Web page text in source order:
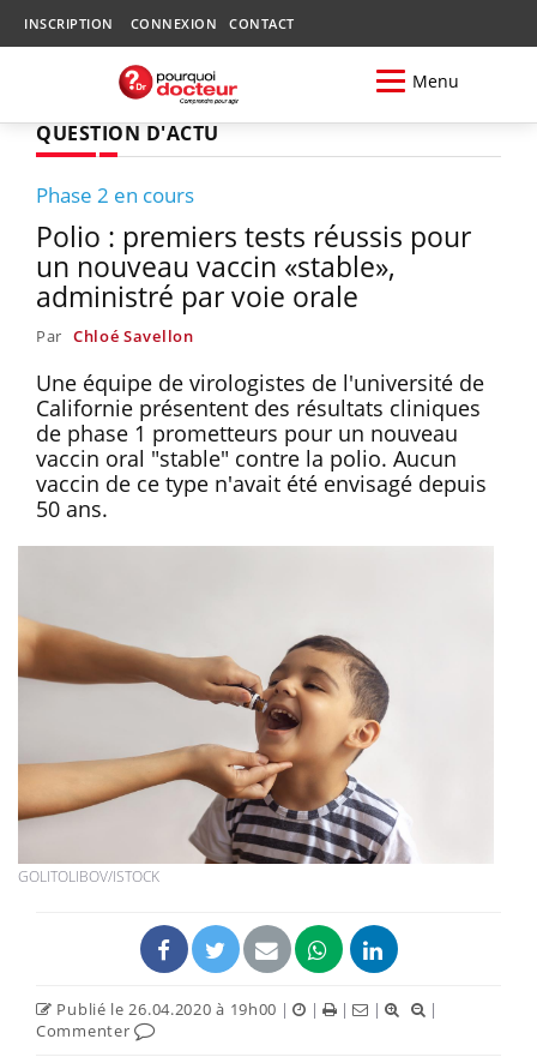
INSCRIPTION CONNEXION CONTACT
Menu
QUESTION D'ACTU
Phase 2 en cours
Polio : premiers tests réussis pour
un nouveau vaccin «stable»,
administré par voie orale
Par Chloé Savellon
Une équipe de virologistes de l'université de
Californie présentent des résultats cliniques
de phase 1 prometteurs pour un nouveau
vaccin oral "stable" contre la polio. Aucun
vaccin de ce type n'avait été envisagé depuis
50 ans.
GOLITOLIBOV/ISTOCK
Publié le 26.04.2020 à 19h00 | | | |
|
Commenter